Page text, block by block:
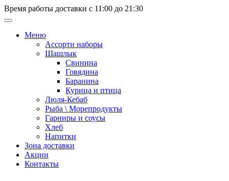
Время работы доставки с 11:00 до 21:30
Меню
Ассорти наборы
Шашлык
Свинина
Говядина
Баранина
Курица и птица
Люля-Кебаб
Рыба \ Морепродукты
Гарниры и соусы
Хлеб
Напитки
Зона доставки
Акции
Контакты